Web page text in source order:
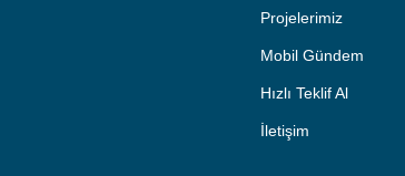
Projelerimiz
Mobil Gündem
Hızlı Teklif Al
İletişim